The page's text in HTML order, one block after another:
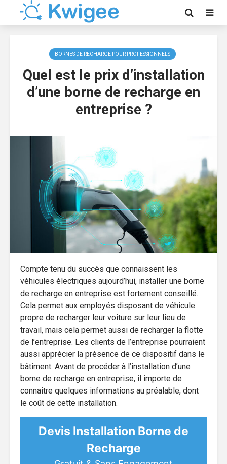
BORNES DE RECHARGE POUR PROFESSIONNELS
Quel est le prix d’installation
d’une borne de recharge en
entreprise ?
Compte tenu du succès que connaissent les
véhicules électriques aujourd’hui, installer une borne
de recharge en entreprise est fortement conseillé.
Cela permet aux employés disposant de véhicule
propre de recharger leur voiture sur leur lieu de
travail, mais cela permet aussi de recharger la flotte
de l’entreprise. Les clients de l’entreprise pourraient
aussi apprécier la présence de ce dispositif dans le
bâtiment. Avant de procéder à l’installation d’une
borne de recharge en entreprise, il importe de
connaître quelques informations au préalable, dont
le coût de cette installation.